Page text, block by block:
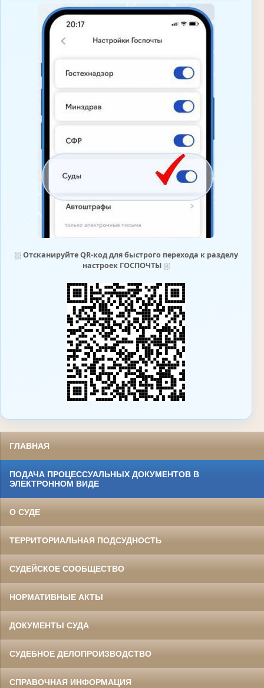
⛆ Отсканируйте QR-код для быстрого перехода к разделу
настроек ГОСПОЧТЫ⛆
ГЛАВНАЯ
ПОДАЧА ПРОЦЕССУАЛЬНЫХ ДОКУМЕНТОВ В
ЭЛЕКТРОННОМ ВИДЕ
О СУДЕ
ТЕРРИТОРИАЛЬНАЯ ПОДСУДНОСТЬ
СУДЕЙСКОЕ СООБЩЕСТВО
НОРМАТИВНЫЕ АКТЫ
ДОКУМЕНТЫ СУДА
СУДЕБНОЕ ДЕЛОПРОИЗВОДСТВО
СПРАВОЧНАЯ ИНФОРМАЦИЯ